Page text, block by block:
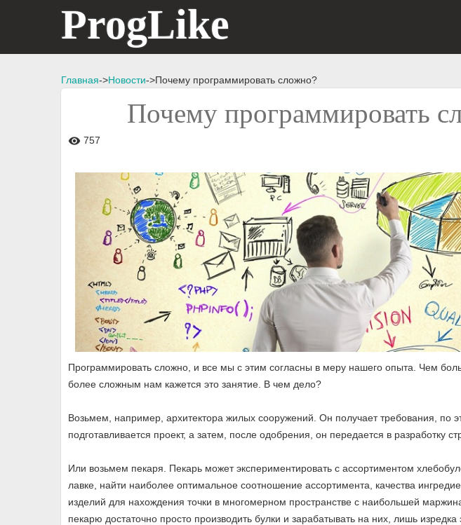
ProgLike
Главная->Новости->Почему программировать сложно?
Почему программировать
visibility 757
Программировать сложно, и все мы с этим согласны в меру нашего опыта. Чем
более сложным нам кажется это занятие. В чем дело?
Возьмем, например, архитектора жилых сооружений. Он получает требования, по
подготавливается проект, а затем, после одобрения, он передается в разработку
Или возьмем пекаря. Пекарь может экспериментировать с ассортиментом
лавке, найти наиболее оптимальное соотношение ассортимента, качества
изделий для нахождения точки в многомерном пространстве с наибольшей
пекарю достаточно просто производить булки и зарабатывать на них, лишь